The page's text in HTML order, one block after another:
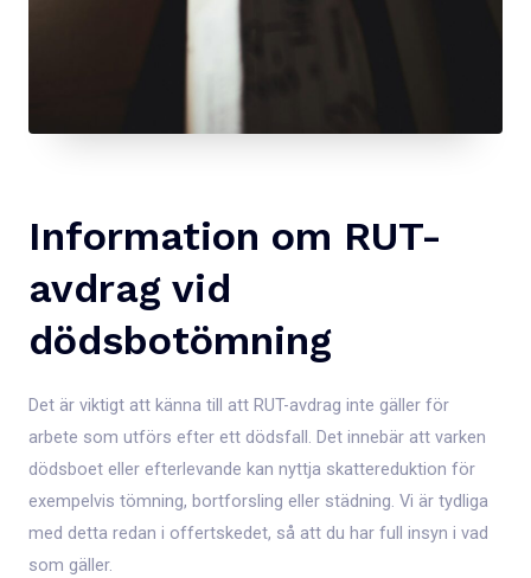
Information om RUT-
avdrag vid
dödsbotömning
Det är viktigt att känna till att RUT-avdrag inte gäller för
arbete som utförs efter ett dödsfall. Det innebär att varken
dödsboet eller efterlevande kan nyttja skattereduktion för
exempelvis tömning, bortforsling eller städning. Vi är tydliga
med detta redan i offertskedet, så att du har full insyn i vad
som gäller.